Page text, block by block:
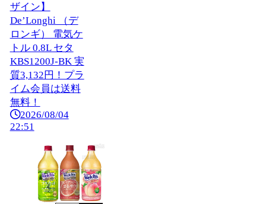
ザイン】
De’Longhi （デ
ロンギ） 電気ケ
トル 0.8L セタ
KBS1200J-BK 実
質3,132円！プラ
イム会員は送料
無料！
2026/08/04
22:51